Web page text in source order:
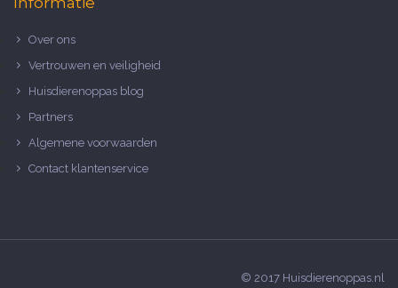
Over ons
Vertrouwen en veiligheid
Huisdierenoppas blog
Partners
Algemene voorwaarden
Contact klantenservice
© 2017 Huisdierenoppas.nl